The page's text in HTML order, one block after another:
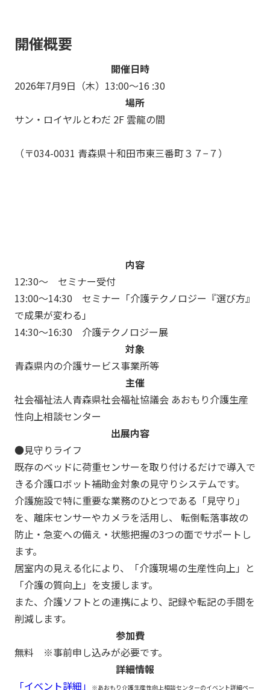
開催概要
開催日時
2026年7月9日（木）13:00～16 :30
場所
サン・ロイヤルとわだ 2F 雲龍の間
（〒034-0031 青森県十和田市東三番町３７−７）
内容
12:30～ セミナー受付
13:00～14:30 セミナー「介護テクノロジー『選び方』
で成果が変わる」
14:30～16:30 介護テクノロジー展
対象
青森県内の介護サービス事業所等
主催
社会福祉法人青森県社会福祉協議会 あおもり介護生産
性向上相談センター
出展内容
●見守りライフ
既存のベッドに荷重センサーを取り付けるだけで導入で
きる介護ロボット補助金対象の見守りシステムです。
介護施設で特に重要な業務のひとつである「見守り」
を、離床センサーやカメラを活用し、 転倒転落事故の
防止・急変への備え・状態把握の3つの面でサポートし
ます。
居室内の見える化により、「介護現場の生産性向上」と
「介護の質向上」を支援します。
また、介護ソフトとの連携により、記録や転記の手間を
削減します。
参加費
無料 ※事前申し込みが必要です。
詳細情報
「イベント詳細」
※あおもり介護生産性向上相談センターのイベント詳細ペー